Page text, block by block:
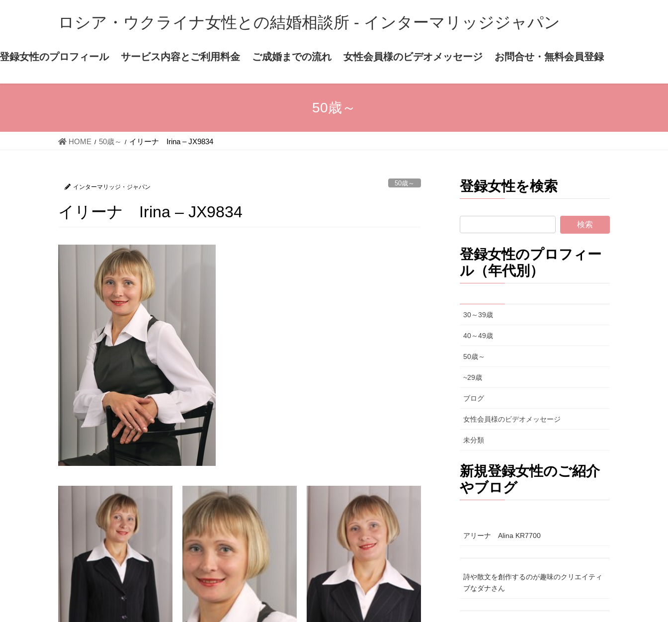
ン
へ
ー
ョ
ロシア・ウクライナ女性との結婚相談所 - インターマリッジジャパン
登録女性のプロフィール サービス内容とご利用料金 ご成婚までの流れ 女性会員様のビデオメッセージ お問合せ・無料会員登録
50歳～
HOME 50歳～ イリーナ Irina – JX9834
インターマリッジ・ジャパン
50歳～
イリーナ Irina – JX9834
登録女性を検索
登録女性のプロフィー
ル（年代別）
30～39歳
40～49歳
50歳～
~29歳
ブログ
女性会員様のビデオメッセージ
未分類
新規登録女性のご紹介
やブログ
アリーナ Alina KR7700
詩や散文を創作するのが趣味のクリエイティ
ブなダナさん